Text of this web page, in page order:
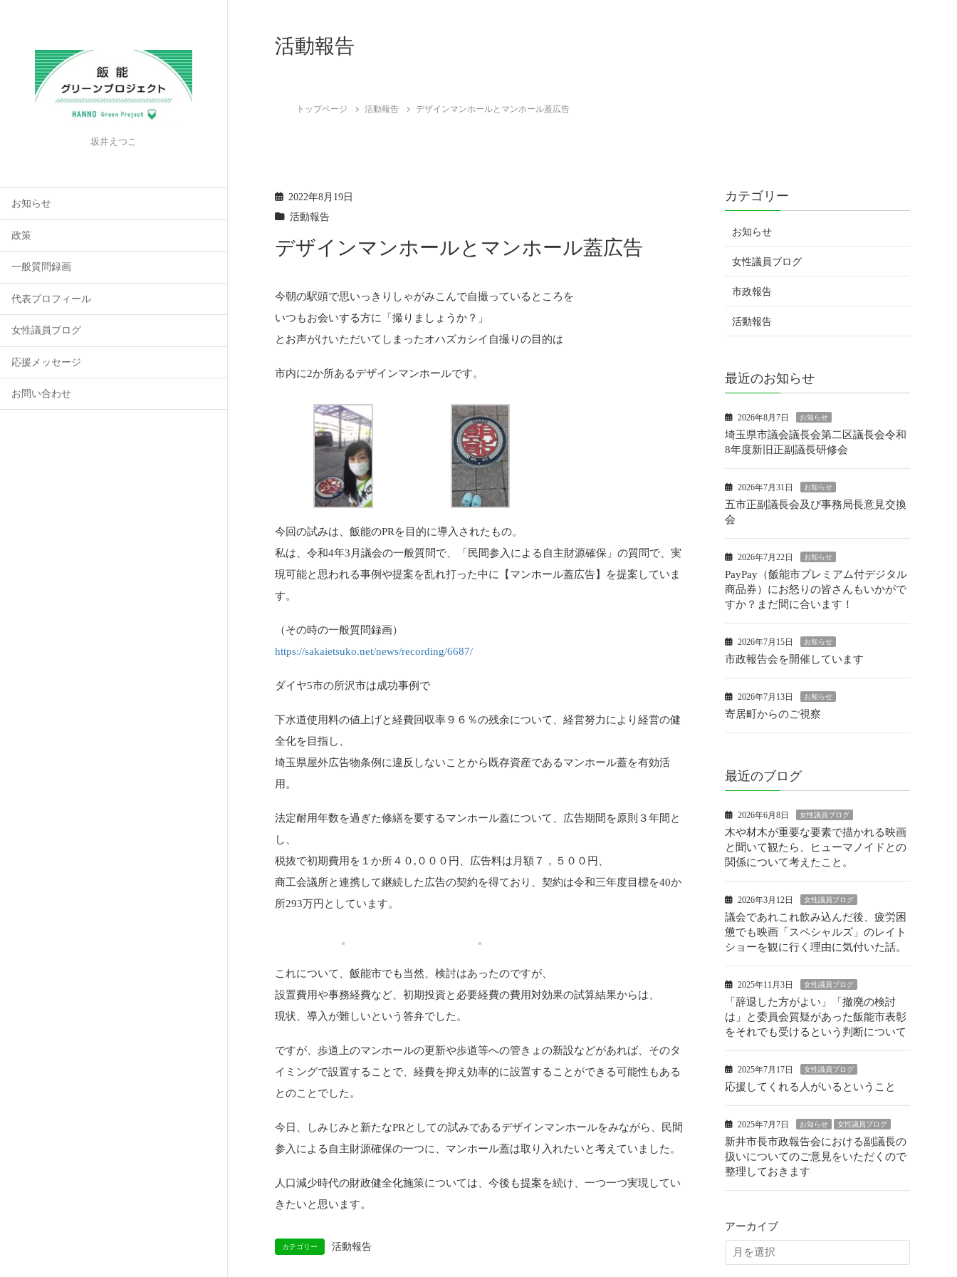
坂井えつこ
お知らせ
政策
一般質問録画
代表プロフィール
女性議員ブログ
応援メッセージ
お問い合わせ
活動報告
トップページ 活動報告 デザインマンホールとマンホール蓋広告
2022年8月19日
活動報告
デザインマンホールとマンホール蓋広告
今朝の駅頭で思いっきりしゃがみこんで自撮っているところを
いつもお会いする方に「撮りましょうか？」
とお声がけいただいてしまったオハズカシイ自撮りの目的は
市内に2か所あるデザインマンホールです。
今回の試みは、飯能のPRを目的に導入されたもの。
私は、令和4年3月議会の一般質問で、「民間参入による自主財源確保」の質問で、実
現可能と思われる事例や提案を乱れ打った中に【マンホール蓋広告】を提案していま
す。
（その時の一般質問録画）
https://sakaietsuko.net/news/recording/6687/
ダイヤ5市の所沢市は成功事例で
下水道使用料の値上げと経費回収率９６％の残余について、経営努力により経営の健
全化を目指し、
埼玉県屋外広告物条例に違反しないことから既存資産であるマンホール蓋を有効活
用。
法定耐用年数を過ぎた修繕を要するマンホール蓋について、広告期間を原則３年間と
し、
税抜で初期費用を１か所４０,０００円、広告料は月額７，５００円、
商工会議所と連携して継続した広告の契約を得ており、契約は令和三年度目標を40か
所293万円としています。
これについて、飯能市でも当然、検討はあったのですが、
設置費用や事務経費など、初期投資と必要経費の費用対効果の試算結果からは、
現状、導入が難しいという答弁でした。
ですが、歩道上のマンホールの更新や歩道等への管きょの新設などがあれば、そのタ
イミングで設置することで、経費を抑え効率的に設置することができる可能性もある
とのことでした。
今日、しみじみと新たなPRとしての試みであるデザインマンホールをみながら、民間
参入による自主財源確保の一つに、マンホール蓋は取り入れたいと考えていました。
人口減少時代の財政健全化施策については、今後も提案を続け、一つ一つ実現してい
きたいと思います。
カテゴリー 活動報告
カテゴリー
お知らせ
女性議員ブログ
市政報告
活動報告
最近のお知らせ
2026年8月7日 お知らせ
埼玉県市議会議長会第二区議長会令和
8年度新旧正副議長研修会
2026年7月31日 お知らせ
五市正副議長会及び事務局長意見交換
会
2026年7月22日 お知らせ
PayPay（飯能市プレミアム付デジタル
商品券）にお怒りの皆さんもいかがで
すか？まだ間に合います！
2026年7月15日 お知らせ
市政報告会を開催しています
2026年7月13日 お知らせ
寄居町からのご視察
最近のブログ
2026年6月8日 女性議員ブログ
木や材木が重要な要素で描かれる映画
と聞いて観たら、ヒューマノイドとの
関係について考えたこと。
2026年3月12日 女性議員ブログ
議会であれこれ飲み込んだ後、疲労困
憊でも映画「スペシャルズ」のレイト
ショーを観に行く理由に気付いた話。
2025年11月3日 女性議員ブログ
「辞退した方がよい」「撤廃の検討
は」と委員会質疑があった飯能市表彰
をそれでも受けるという判断について
2025年7月17日 女性議員ブログ
応援してくれる人がいるということ
2025年7月7日 お知らせ 女性議員ブログ
新井市長市政報告会における副議長の
扱いについてのご意見をいただくので
整理しておきます
アーカイブ